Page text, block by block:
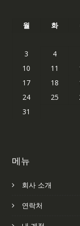
월 화
3
4
10
11
17
18
24
25
31
메뉴
회사 소개
연락처